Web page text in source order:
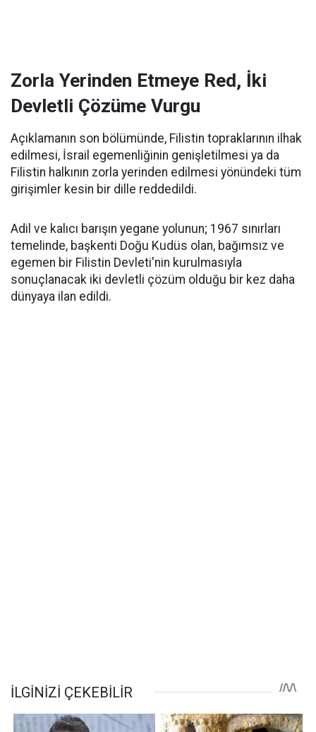
Zorla Yerinden Etmeye Red, İki
Devletli Çözüme Vurgu
Açıklamanın son bölümünde, Filistin topraklarının ilhak
edilmesi, İsrail egemenliğinin genişletilmesi ya da
Filistin halkının zorla yerinden edilmesi yönündeki tüm
girişimler kesin bir dille reddedildi.
Adil ve kalıcı barışın yegane yolunun; 1967 sınırları
temelinde, başkenti Doğu Kudüs olan, bağımsız ve
egemen bir Filistin Devleti'nin kurulmasıyla
sonuçlanacak iki devletli çözüm olduğu bir kez daha
dünyaya ilan edildi.